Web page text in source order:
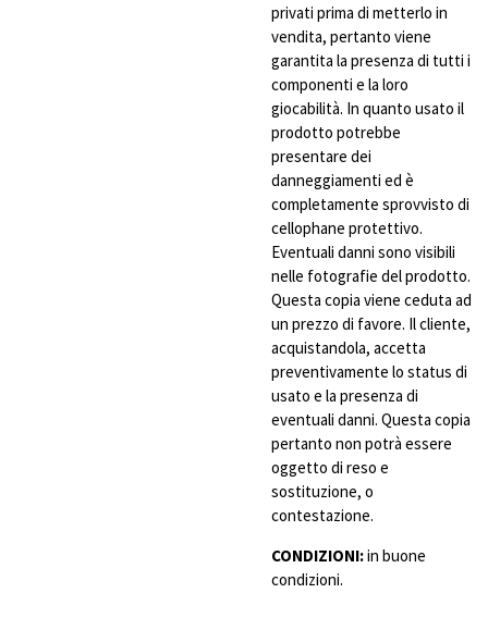
privati prima di metterlo in
vendita, pertanto viene
garantita la presenza di tutti i
componenti e la loro
giocabilità. In quanto usato il
prodotto potrebbe
presentare dei
danneggiamenti ed è
completamente sprovvisto di
cellophane protettivo.
Eventuali danni sono visibili
nelle fotografie del prodotto.
Questa copia viene ceduta ad
un prezzo di favore. Il cliente,
acquistandola, accetta
preventivamente lo status di
usato e la presenza di
eventuali danni. Questa copia
pertanto non potrà essere
oggetto di reso e
sostituzione, o
contestazione.
CONDIZIONI:in buone
condizioni.